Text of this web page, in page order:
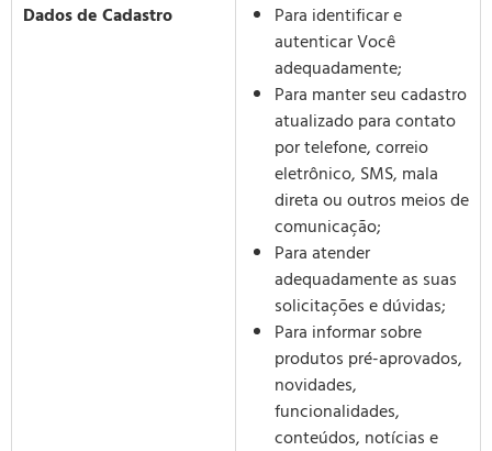
Dados de Cadastro
Para identificar e
autenticar Você
adequadamente;
Para manter seu cadastro
atualizado para contato
por telefone, correio
eletrônico, SMS, mala
direta ou outros meios de
comunicação;
Para atender
adequadamente as suas
solicitações e dúvidas;
Para informar sobre
produtos pré-aprovados,
novidades,
funcionalidades,
conteúdos, notícias e